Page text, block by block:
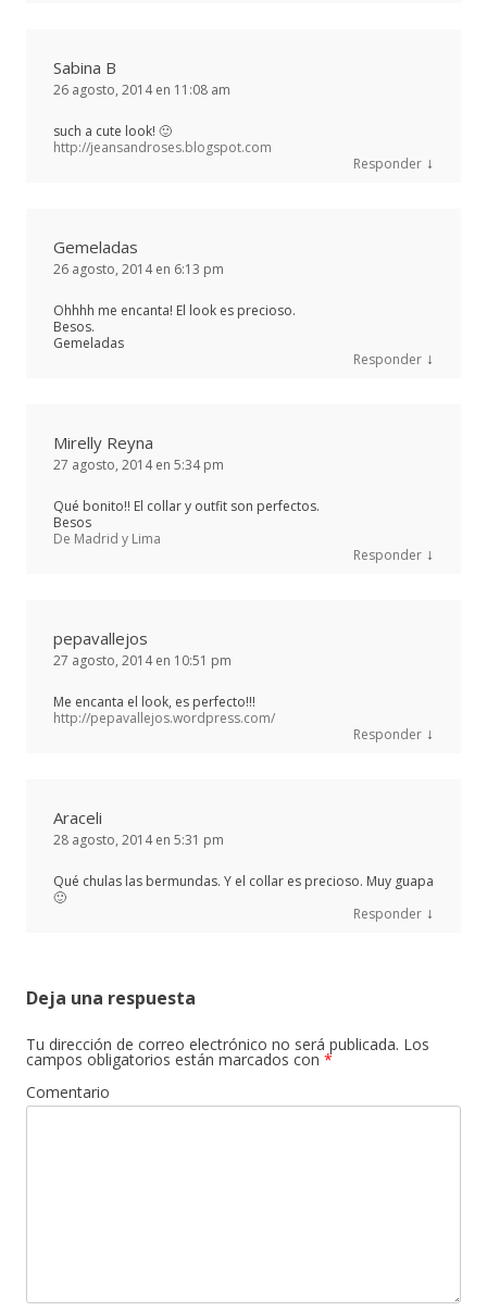
Sabina B
26 agosto, 2014 en 11:08 am
such a cute look! 🙂
http://jeansandroses.blogspot.com
Responder ↓
Gemeladas
26 agosto, 2014 en 6:13 pm
Ohhhh me encanta! El look es precioso.
Besos.
Gemeladas
Responder ↓
Mirelly Reyna
27 agosto, 2014 en 5:34 pm
Qué bonito!! El collar y outfit son perfectos.
Besos
De Madrid y Lima
Responder ↓
pepavallejos
27 agosto, 2014 en 10:51 pm
Me encanta el look, es perfecto!!!
http://pepavallejos.wordpress.com/
Responder ↓
Araceli
28 agosto, 2014 en 5:31 pm
Qué chulas las bermundas. Y el collar es precioso. Muy guapa
🙂
Responder ↓
Deja una respuesta
Tu dirección de correo electrónico no será publicada. Los
campos obligatorios están marcados con *
Comentario